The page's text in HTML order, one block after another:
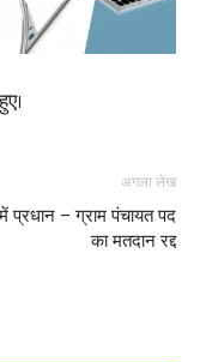
अगला लेख
प्रधान – ग्राम पंचायत पद
का मतदान रद्द